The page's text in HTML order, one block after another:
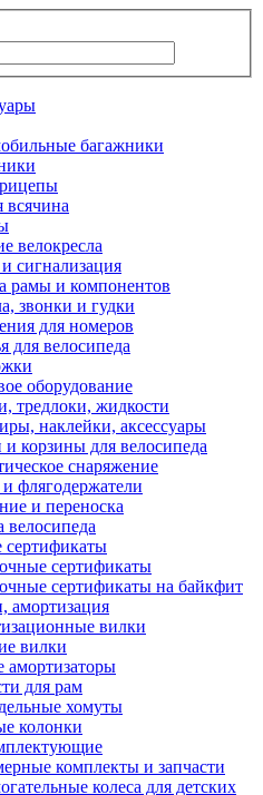
багажники
всячина
велокресла
сигнализация
рамы и компонентов
звонки и гудки
для номеров
для велосипеда
оборудование
тредлоки, жидкости
наклейки, аксессуары
корзины для велосипеда
снаряжение
флягодержатели
и переноска
велосипеда
сертификаты
сертификаты на байкфит
амортизация
вилки
вилки
амортизаторы
для рам
хомуты
колонки
комплекты и запчасти
колеса для детских